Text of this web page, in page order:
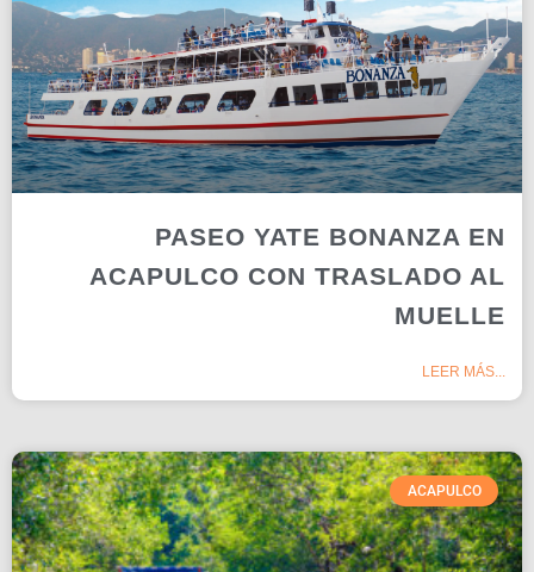
PASEO YATE BONANZA EN
ACAPULCO CON TRASLADO AL
MUELLE
LEER MÁS...
ACAPULCO